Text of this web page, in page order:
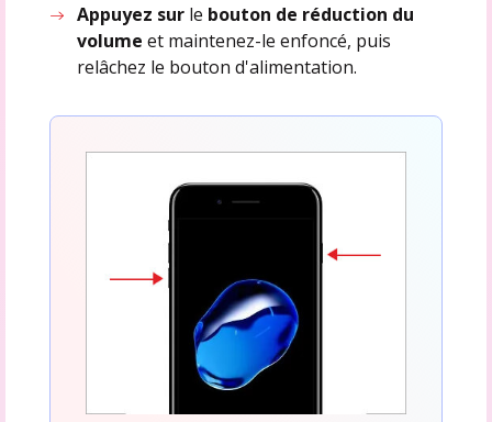
Appuyez sur le bouton de réduction du
volumeet maintenez-le enfoncé, puis
relâchez le bouton d'alimentation.